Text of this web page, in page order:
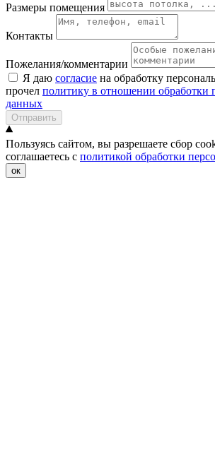
Размеры помещения
Контакты
Пожелания/комментарии
Я даю согласие на обработку
прочел политику в отношении обработки
данных
Отправить
Пользуясь сайтом, вы разрешаете сбор
соглашаетесь с политикой обработки
ок